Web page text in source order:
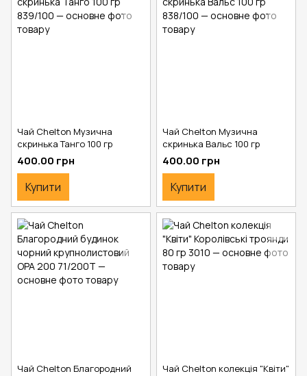
Чай Chelton Музична
скринька Танго 100 гр
400.00 грн
Купити
Чай Chelton Музична
скринька Вальс 100 гр
400.00 грн
Купити
Чай Chelton Благородний
Чай Chelton колекція "Квіти"